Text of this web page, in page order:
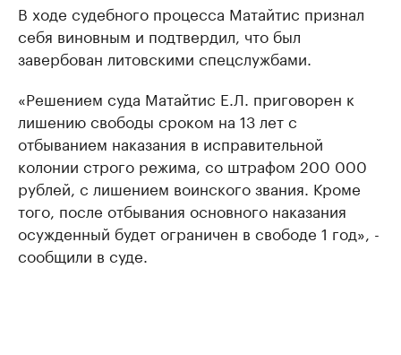
В ходе судебного процесса Матайтис признал
себя виновным и подтвердил, что был
завербован литовскими спецслужбами.
«Решением суда Матайтис Е.Л. приговорен к
лишению свободы сроком на 13 лет с
отбыванием наказания в исправительной
колонии строго режима, со штрафом 200 000
рублей, с лишением воинского звания. Кроме
того, после отбывания основного наказания
осужденный будет ограничен в свободе 1 год», -
сообщили в суде.